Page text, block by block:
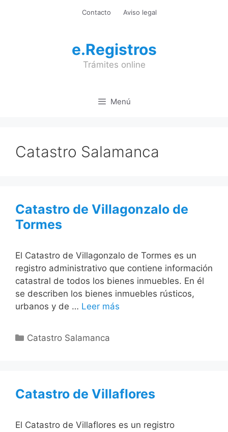
Contacto Aviso legal
e.Registros
Trámites online
Menú
Catastro Salamanca
Catastro de Villagonzalo de
Tormes
El Catastro de Villagonzalo de Tormes es un
registro administrativo que contiene información
catastral de todos los bienes inmuebles. En él
se describen los bienes inmuebles rústicos,
urbanos y de … Leer más
Categorías
Catastro Salamanca
Catastro de Villaflores
El Catastro de Villaflores es un registro